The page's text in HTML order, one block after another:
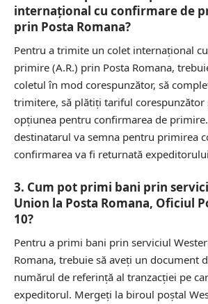
internațional cu confirmare de
prin Posta Romana?
Pentru a trimite un colet internațional
primire (A.R.) prin Posta Romana,
coletul în mod corespunzător, să
trimitere, să plătiți tariful corespunzător
opțiunea pentru confirmarea de
destinatarul va semna pentru primirea
confirmarea va fi returnată
3. Cum pot primi bani prin
Union la Posta Romana, Oficiul
10?
Pentru a primi bani prin serviciul
Romana, trebuie să aveți un document
numărul de referință al tranzacției pe
expeditorul. Mergeți la biroul poștal